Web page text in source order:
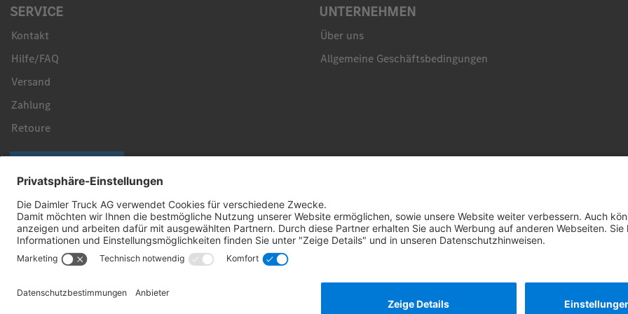
SERVICE
Kontakt
Hilfe/FAQ
Versand
Zahlung
Retoure
UNTERNEHMEN
Über uns
Allgemeine Geschäftsbedingungen
Sicher bezahlen mit
und